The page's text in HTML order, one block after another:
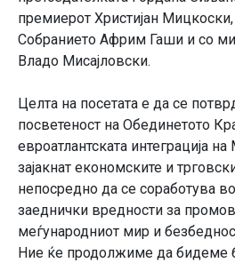
премиерот Христијан Мицкоски,
Собранието Африм Гаши и со
Владо Мисајловски.
Целта на посетата е да се
посветеност на Обединетото
евроатлантската интеграција
зајакнат економските и
непосредно да се соработува
заеднички вредности за
меѓународниот мир и
Ние ќе продолжиме да бидеме